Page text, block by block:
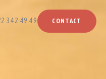
342 49 49 CONTACT